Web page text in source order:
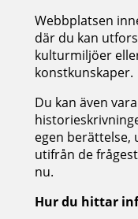
Webbplatsen
där du kan
kulturmiljöer
konstkunskaper.
Du kan även
egen berättelse,
utifrån de
nu.
Hur du hittar